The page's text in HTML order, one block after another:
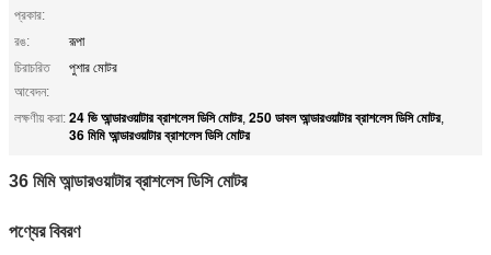
প্রকার:
রঙ:
রূপা
চিরাচরিত
আবেদন:
পুশার মোটর
লক্ষণীয় করা: 24 ভি আন্ডারওয়াটার ব্রাশলেস ডিসি মোটর, 250 ডাবল আন্ডারওয়াটার ব্রাশলেস ডিসি মোটর,
36 মিমি আন্ডারওয়াটার ব্রাশলেস ডিসি মোটর
36 মিমি আন্ডারওয়াটার ব্রাশলেস ডিসি মোটর
পণ্যের বিবরণ